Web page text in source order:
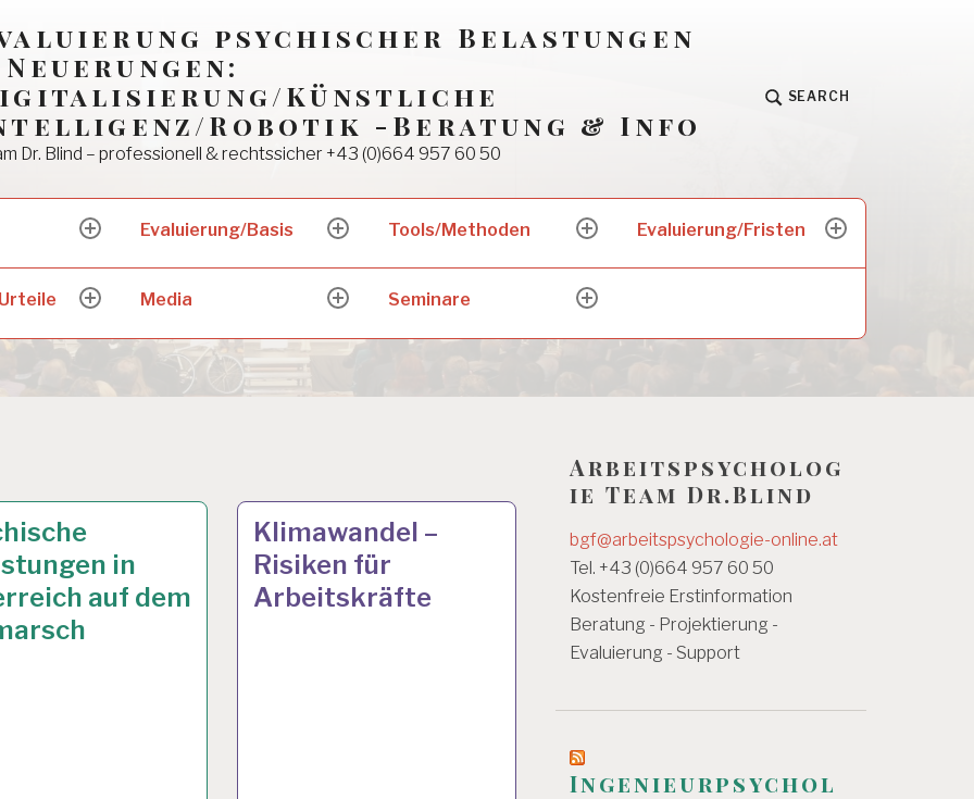
psychischer Belastungen
Neuerungen:
Künstliche
Robotik -Beratung & Info
Dr. Blind – professionell & rechtssicher +43 (0)664 957 60 50
SEARCH
expand
menu
Evaluierung/Basis
expand
menu
Tools/Methoden
expand
menu
Evaluierung/Fristen
expand
menu
expand
menu
Media
expand
menu
Seminare
expand
menu
in
auf dem
50PLUS…
Klimawandel –
Risiken für
Arbeitskräfte
25 APR. 2024
Arbeitspsycholog
ie Team Dr.Blind
bgf@arbeitspsychologie-online.at
Tel. +43 (0)664 957 60 50
Kostenfreie Erstinformation
Beratung - Projektierung -
Evaluierung - Support
Ingenieurpsychol